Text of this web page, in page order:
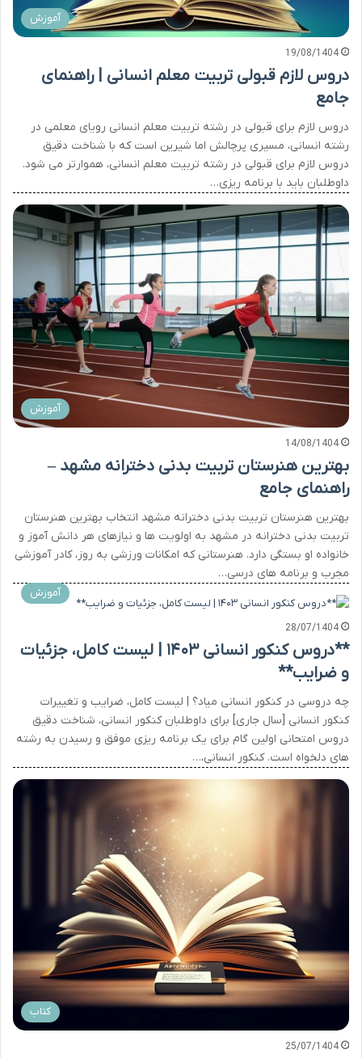
آموزش
19/08/1404
دروس لازم قبولی تربیت معلم انسانی | راهنمای
جامع
دروس لازم برای قبولی در رشته تربیت معلم انسانی رویای معلمی در
رشته انسانی، مسیری پرچالش اما شیرین است که با شناخت دقیق
دروس لازم برای قبولی در رشته تربیت معلم انسانی، هموارتر می شود.
داوطلبان باید با برنامه ریزی…
آموزش
14/08/1404
بهترین هنرستان تربیت بدنی دخترانه مشهد –
راهنمای جامع
بهترین هنرستان تربیت بدنی دخترانه مشهد انتخاب بهترین هنرستان
تربیت بدنی دخترانه در مشهد به اولویت ها و نیازهای هر دانش آموز و
خانواده او بستگی دارد. هنرستانی که امکانات ورزشی به روز، کادر آموزشی
مجرب و برنامه های درسی…
آموزش
28/07/1404
**دروس کنکور انسانی ۱۴۰۳ | لیست کامل، جزئیات
و ضرایب**
چه دروسی در کنکور انسانی میاد؟ | لیست کامل، ضرایب و تغییرات
کنکور انسانی [سال جاری] برای داوطلبان کنکور انسانی، شناخت دقیق
دروس امتحانی اولین گام برای یک برنامه ریزی موفق و رسیدن به رشته
های دلخواه است. کنکور انسانی،…
کتاب
25/07/1404